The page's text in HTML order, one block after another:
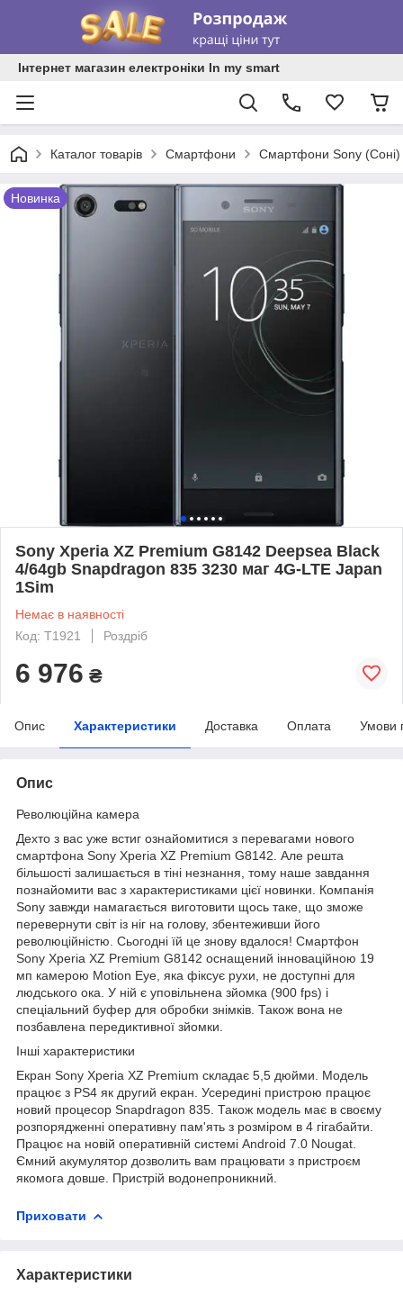
Інтернет магазин електроніки In my smart
Каталог товарів Смартфони Смартфони Sony (Соні)
Новинка
Sony Xperia XZ Premium G8142 Deepsea Black
4/64gb Snapdragon 835 3230 маг 4G-LTE Japan
1Sim
Немає в наявності
Код: T1921
Роздріб
6 976 ₴
Опис Характеристики Доставка Оплата Умови
Опис
Революційна камера
Дехто з вас уже встиг ознайомитися з перевагами нового
смартфона Sony Xperia XZ Premium G8142. Але решта
більшості залишається в тіні незнання, тому наше завдання
познайомити вас з характеристиками цієї новинки. Компанія
Sony завжди намагається виготовити щось таке, що зможе
перевернути світ із ніг на голову, збентеживши його
революційністю. Сьогодні їй це знову вдалося! Смартфон
Sony Xperia XZ Premium G8142 оснащений інноваційною 19
мп камерою Motion Eye, яка фіксує рухи, не доступні для
людського ока. У ній є уповільнена зйомка (900 fps) і
спеціальний буфер для обробки знімків. Також вона не
позбавлена передиктивної зйомки.
Інші характеристики
Екран Sony Xperia XZ Premium складає 5,5 дюйми. Модель
працює з PS4 як другий екран. Усередині пристрою працює
новий процесор Snapdragon 835. Також модель має в своєму
розпорядженні оперативну пам'ять з розміром в 4 гігабайти.
Працює на новій оперативній системі Android 7.0 Nougat.
Ємний акумулятор дозволить вам працювати з пристроєм
якомога довше. Пристрій водонепроникний.
Приховати
Характеристики